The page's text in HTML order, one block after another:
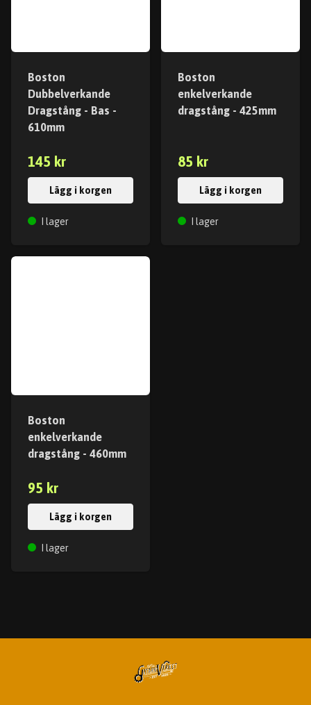
Boston
Dubbelverkande
Dragstång - Bas -
610mm
145 kr
Lägg i korgen
I lager
Boston
enkelverkande
dragstång - 425mm
85 kr
Lägg i korgen
I lager
Boston
enkelverkande
dragstång - 460mm
95 kr
Lägg i korgen
I lager